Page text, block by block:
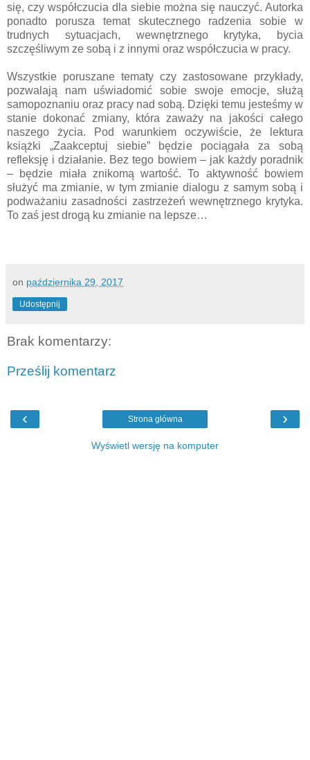
się, czy współczucia dla siebie można się nauczyć. Autorka
ponadto porusza temat skutecznego radzenia sobie w
trudnych sytuacjach, wewnętrznego krytyka, bycia
szczęśliwym ze sobą i z innymi oraz współczucia w pracy.
Wszystkie poruszane tematy czy zastosowane przykłady,
pozwalają nam uświadomić sobie swoje emocje, służą
samopoznaniu oraz pracy nad sobą. Dzięki temu jesteśmy w
stanie dokonać zmiany, która zaważy na jakości całego
naszego życia. Pod warunkiem oczywiście, że lektura
książki „Zaakceptuj siebie” będzie pociągała za sobą
refleksję i działanie. Bez tego bowiem – jak każdy poradnik
– będzie miała znikomą wartość. To aktywność bowiem
służyć ma zmianie, w tym zmianie dialogu z samym sobą i
podważaniu zasadności zastrzeżeń wewnętrznego krytyka.
To zaś jest drogą ku zmianie na lepsze…
on października 29, 2017
Udostępnij
Brak komentarzy:
Prześlij komentarz
‹ ›
Strona główna
Wyświetl wersję na komputer